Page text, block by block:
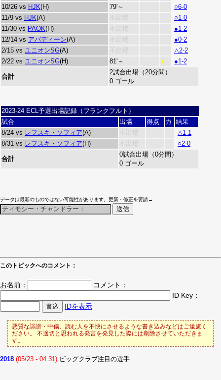
10/26 vs HJK(H) 79'～
○6-0
11/9 vs HJK(A) 不出場
○1-0
11/30 vs PAOK(H) 不出場
●1-2
12/14 vs アバディーン(A) 不出場
●0-2
2/15 vs ユニオンSG(A) 不出場
△2-2
2/22 vs ユニオンSG(H) 81'～ ■ ●1-2
合計
2試合出場（20分間）
0 ゴール
2023-24 ECL予選出場記録（フランクフルト）
試合
出場 得点 カ
結果
8/24 vs レフスキ・ソフィア(A) 不出場
△1-1
8/31 vs レフスキ・ソフィア(H) 不出場 ○2-0
合計
0試合出場（0分間）
0 ゴール
データは最新のものではない可能性があります。更新・修正を要請→
このトピックへのコメント：
お名前：
コメント：
ID Key：
IDを表示
悪質な誹謗・中傷、読む人を不快にさせるような書き込みなどはご遠慮く
ださい。 不適切と思われる発言を発見した際には削除させていただきま
す。
2018 (05/23 - 04:31) ビッグクラブ注目の選手